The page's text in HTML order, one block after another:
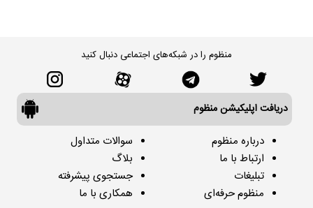
منظوم را در شبکه‌های اجتماعی دنبال کنید
دریافت اپلیکیشن منظوم
درباره منظوم
ارتباط با ما
تبلیغات
منظوم حرفه‌ای
سوالات متداول
بلاگ
جستجوی پیشرفته
همکاری با ما